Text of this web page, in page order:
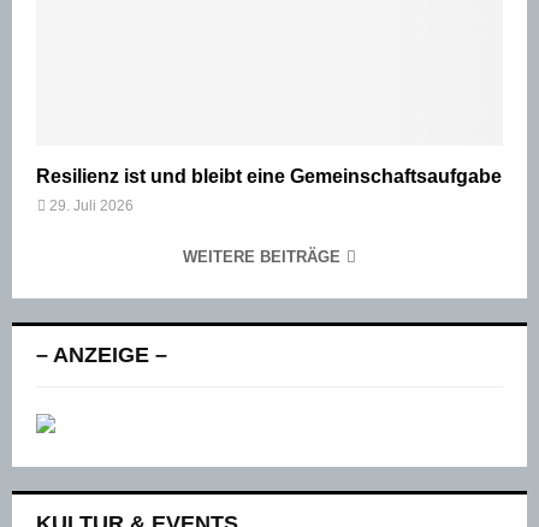
Resilienz ist und bleibt eine Gemeinschaftsaufgabe
29. Juli 2026
WEITERE BEITRÄGE
– ANZEIGE –